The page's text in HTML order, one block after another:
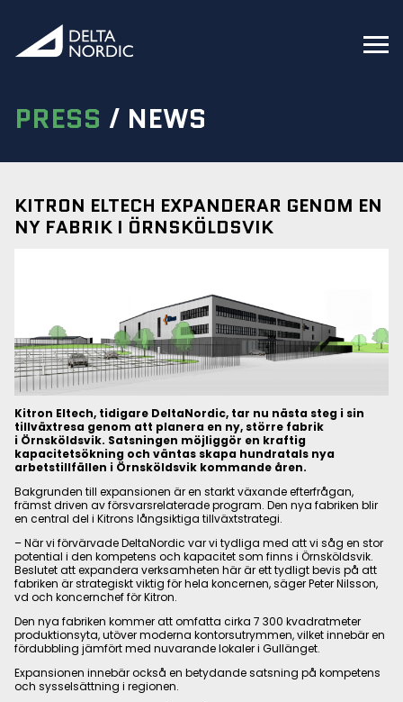
PRESS / NEWS
KITRON ELTECH EXPANDERAR GENOM EN
NY FABRIK I ÖRNSKÖLDSVIK
Kitron Eltech, tidigare DeltaNordic, tar nu nästa steg i sin
tillväxtresa genom att planera en ny, större fabrik
i Örnsköldsvik. Satsningen möjliggör en kraftig
kapacitetsökning och väntas skapa hundratals nya
arbetstillfällen i Örnsköldsvik kommande åren.
Bakgrunden till expansionen är en starkt växande efterfrågan,
främst driven av försvarsrelaterade program. Den nya fabriken blir
en central del i Kitrons långsiktiga tillväxtstrategi.
– När vi förvärvade DeltaNordic var vi tydliga med att vi såg en stor
potential i den kompetens och kapacitet som finns i Örnsköldsvik.
Beslutet att expandera verksamheten här är ett tydligt bevis på att
fabriken är strategiskt viktig för hela koncernen, säger Peter Nilsson,
vd och koncernchef för Kitron.
Den nya fabriken kommer att omfatta cirka 7 300 kvadratmeter
produktionsyta, utöver moderna kontorsutrymmen, vilket innebär en
fördubbling jämfört med nuvarande lokaler i Gullänget.
Expansionen innebär också en betydande satsning på kompetens
och sysselsättning i regionen.